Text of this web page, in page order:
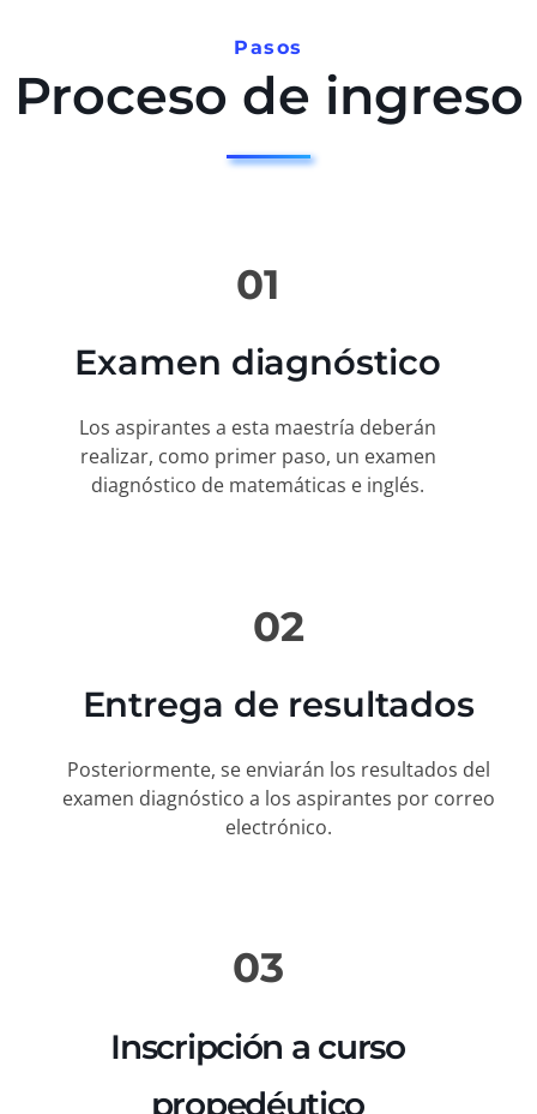
Pasos
Proceso de ingreso
01
Examen diagnóstico
Los aspirantes a esta maestría deberán
realizar, como primer paso, un examen
diagnóstico de matemáticas e inglés.
02
Entrega de resultados
Posteriormente, se enviarán los resultados del
examen diagnóstico a los aspirantes por correo
electrónico.
03
Inscripción a curso
propedéutico